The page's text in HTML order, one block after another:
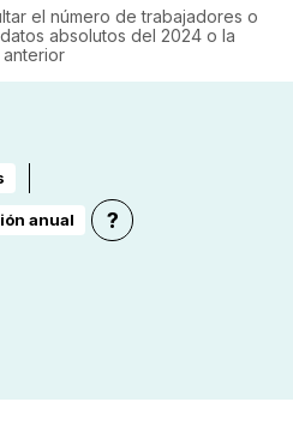
el número de trabajadores o
absolutos del 2024 o la
?
anual